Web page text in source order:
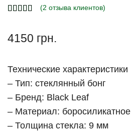
(2 отзыва клиентов)
4150 грн.
Технические характеристики
– Тип: стеклянный бонг
– Бренд: Black Leaf
– Материал: боросиликатное
– Толщина стекла: 9 мм